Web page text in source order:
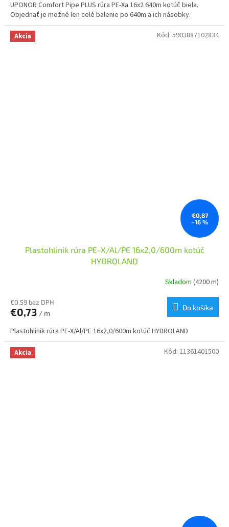
UPONOR Comfort Pipe PLUS rúra PE-Xa 16x2 640m kotúč biela.
Objednať je možné len celé balenie po 640m a ich násobky.
Akcia
€0,87
–16 %
Plastohlinik rúra PE-X/Al/PE 16x2,0/600m kotúč
HYDROLAND
Skladom (4200 m)
€0,59 bez DPH
€0,73 / m
Do košíka
Plastohlinik rúra PE-X/Al/PE 16x2,0/600m kotúč HYDROLAND
Kód: 5903887102834
Akcia Kód: 11361401500